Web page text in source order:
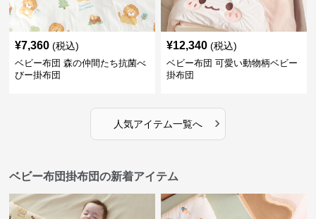
¥7,360 (税込)
ベビー布団 森の仲間たち抗菌べ
びー掛布団
¥12,340 (税込)
ベビー布団 可愛い動物柄ベビー
掛布団
人気アイテム一覧へ ›
ベビー布団掛布団の新着アイテム